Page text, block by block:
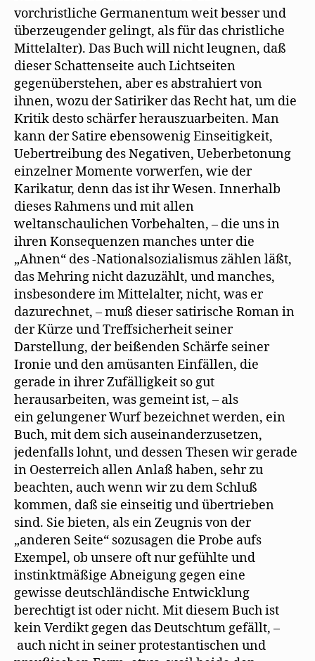
vorchristliche Germanentum weit besser und
überzeugender gelingt, als für das christliche
Mittelalter). Das Buch will nicht leugnen, daß
dieser Schattenseite auch Lichtseiten
gegenüberstehen, aber es abstrahiert von
ihnen, wozu der Satiriker das Recht hat, um die
Kritik desto schärfer herauszuarbeiten. Man
kann der Satire ebensowenig Einseitigkeit,
Uebertreibung des Negativen, Ueberbetonung
einzelner Momente vorwerfen, wie der
Karikatur, denn das ist ihr Wesen. Innerhalb
dieses Rahmens und mit allen
weltanschaulichen Vorbehalten, – die uns in
ihren Konsequenzen manches unter die
„Ahnen“ des -Nationalsozialismus zählen läßt,
das Mehring nicht dazuzählt, und manches,
insbesondere im Mittelalter, nicht, was er
dazurechnet, – muß dieser satirische Roman in
der Kürze und Treffsicherheit seiner
Darstellung, der beißenden Schärfe seiner
Ironie und den amüsanten Einfällen, die
gerade in ihrer Zufälligkeit so gut
herausarbeiten, was gemeint ist, – als
ein gelungener Wurf bezeichnet werden, ein
Buch, mit dem sich auseinanderzusetzen,
jedenfalls lohnt, und dessen Thesen wir gerade
in Oesterreich allen Anlaß haben, sehr zu
beachten, auch wenn wir zu dem Schluß
kommen, daß sie einseitig und übertrieben
sind. Sie bieten, als ein Zeugnis von der
„anderen Seite“ sozusagen die Probe aufs
Exempel, ob unsere oft nur gefühlte und
instinktmäßige Abneigung gegen eine
gewisse deutschländische Entwicklung
berechtigt ist oder nicht. Mit diesem Buch ist
kein Verdikt gegen das Deutschtum gefällt, –
auch nicht in seiner protestantischen und